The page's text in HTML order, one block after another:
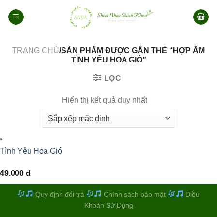
qua
TRANG CHỦ/SẢN PHẨM ĐƯỢC GẮN THẺ “HỢP ÂM
TÌNH YÊU HOA GIÓ”
LỌC
Hiển thị kết quả duy nhất
Tình Yêu Hoa Gió
49.000 đ
Quy định đổi trả Chính sách bảo mật
Điều
Khoản Sử Dụng